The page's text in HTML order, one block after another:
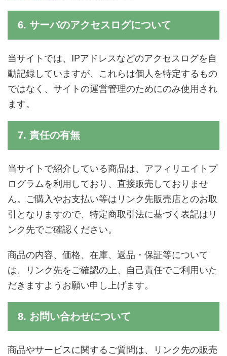
6. サーバのアクセスログについて
当サイトでは、IPアドレスなどのアクセスログを自
動記録していますが、これらは個人を特定するもの
ではなく、サイトの運営管理のためにのみ使用され
ます。
7. 責任の有無
当サイトで紹介している商品は、アフィリエイトプ
ログラムを利用しており、直接販売しておりませ
ん。ご購入やお支払い等はリンク先販売店とのお取
引となりますので、特定商取引法に基づく表記はリ
ンク先でご確認ください。
商品の内容、価格、在庫、返品・保証等について
は、リンク先をご確認の上、自己責任でご利用いた
だきますようお願い申し上げます。
8. お問い合わせについて
商品やサービスに関するご質問は、リンク先の販売